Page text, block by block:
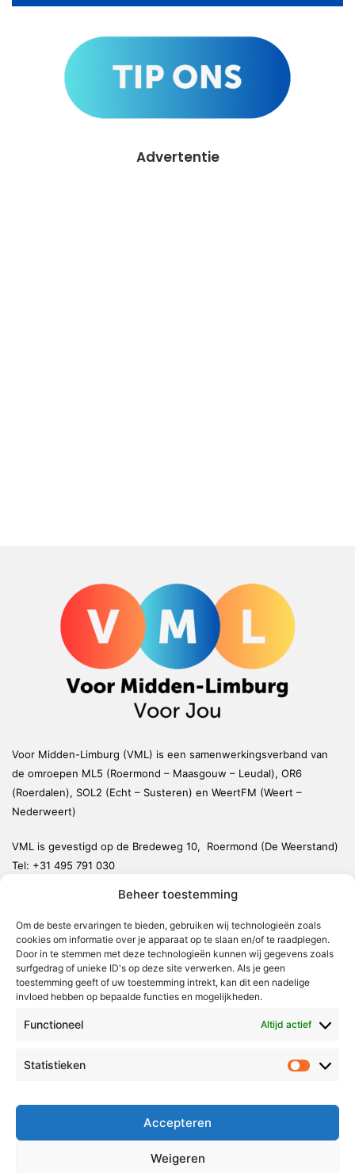
Beheer toestemming
Om de beste ervaringen te bieden, gebruiken wij technologieën zoals
cookies om informatie over je apparaat op te slaan en/of te raadplegen.
Door in te stemmen met deze technologieën kunnen wij gegevens zoals
surfgedrag of unieke ID's op deze site verwerken. Als je geen
toestemming geeft of uw toestemming intrekt, kan dit een nadelige
invloed hebben op bepaalde functies en mogelijkheden.
Functioneel Altijd actief
Statistieken
Accepteren
Weigeren
Advertentie
Voor Midden-Limburg (VML) is een samenwerkingsverband van
de omroepen ML5 (Roermond – Maasgouw – Leudal), OR6
(Roerdalen), SOL2 (Echt – Susteren) en WeertFM (Weert –
Nederweert)
VML is gevestigd op de Bredeweg 10, Roermond (De Weerstand)
Tel: +31 495 791 030
Weert
Nederweert
Leudal
Maasgouw
Echt-Susteren
Roermond
Radio & TV